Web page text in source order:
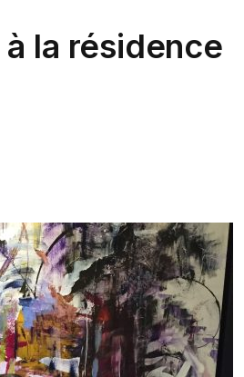
la résidence